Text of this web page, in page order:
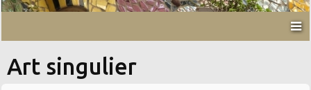
Art singulier